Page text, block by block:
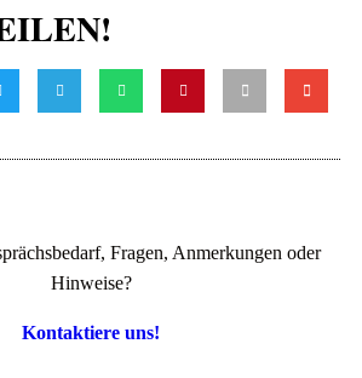
Fragen, Anmerkungen oder
Hinweise?
Kontaktiere uns!